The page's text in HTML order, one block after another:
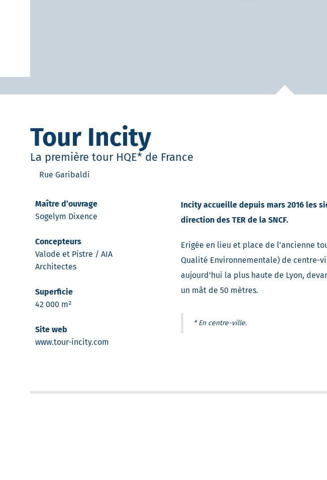
Tour Incity
La première tour HQE* de France
Rue Garibaldi
Maître d’ouvrage
Sogelym Dixence
Concepteurs
Valode et Pistre / AIA
Architectes
Superficie
42 000 m²
Site web
www.tour-incity.com
Incity accueille depuis mars 2016 les
direction des TER de la SNCF.
Erigée en lieu et place de l’ancienne
Qualité Environnementale) de centre-
aujourd’hui la plus haute de Lyon,
un mât de 50 mètres.
* En centre-ville.